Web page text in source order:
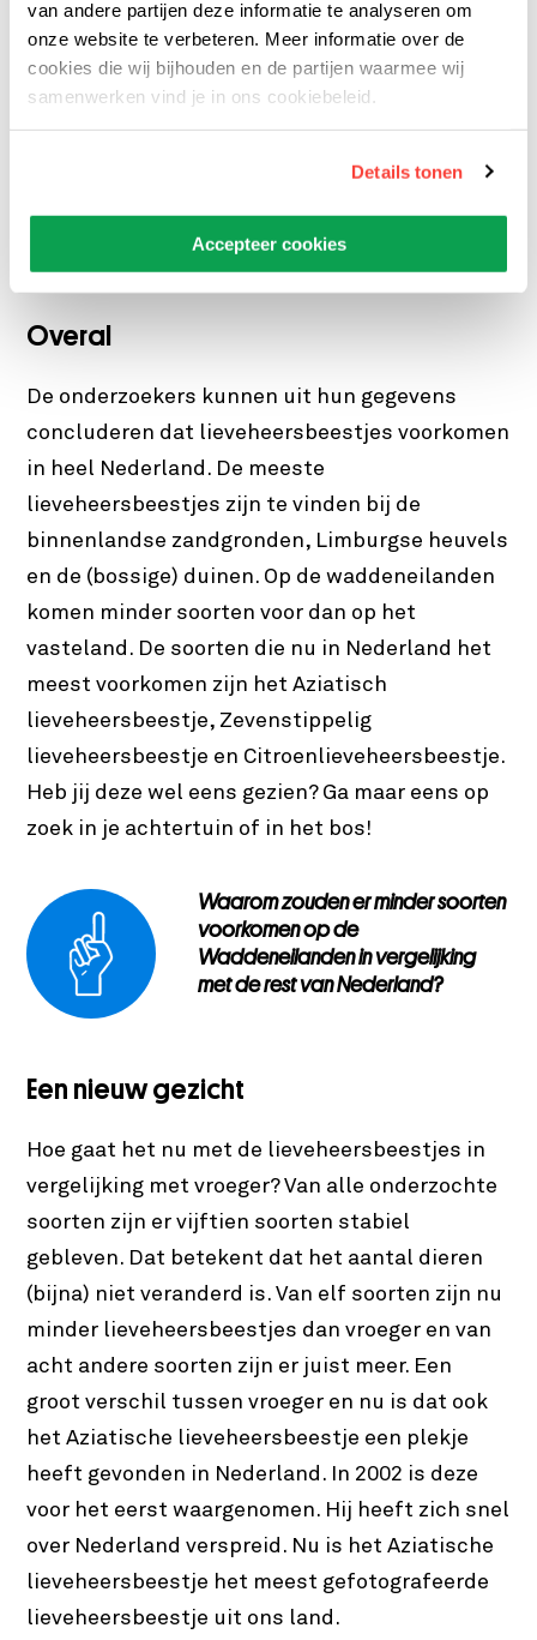
van andere partijen deze informatie te analyseren om
onze website te verbeteren. Meer informatie over de
cookies die wij bijhouden en de partijen waarmee wij
samenwerken vind je in ons cookiebeleid.
Details tonen
Accepteer cookies
en wanneer ze een lieveheersbeestje hadden
gezien en stuurden een foto op. De echte
wetenschappers bekeken de foto en
meer dan 18.000 lieveheersbeestjes uit de
Naturalis-collectie onderzocht.
Overal
De onderzoekers kunnen uit hun gegevens
concluderen dat lieveheersbeestjes voorkomen
in heel Nederland. De meeste
lieveheersbeestjes zijn te vinden bij de
binnenlandse zandgronden, Limburgse heuvels
en de (bossige) duinen. Op de waddeneilanden
komen minder soorten voor dan op het
vasteland. De soorten die nu in Nederland het
meest voorkomen zijn het Aziatisch
lieveheersbeestje, Zevenstippelig
lieveheersbeestje en Citroenlieveheersbeestje.
Heb jij deze wel eens gezien? Ga maar eens op
zoek in je achtertuin of in het bos!
Waarom zouden er minder soorten
voorkomen op de
Waddeneilanden in vergelijking
met de rest van Nederland?
Een nieuw gezicht
Hoe gaat het nu met de lieveheersbeestjes in
vergelijking met vroeger? Van alle onderzochte
soorten zijn er vijftien soorten stabiel
gebleven. Dat betekent dat het aantal dieren
(bijna) niet veranderd is. Van elf soorten zijn nu
minder lieveheersbeestjes dan vroeger en van
acht andere soorten zijn er juist meer. Een
groot verschil tussen vroeger en nu is dat ook
het Aziatische lieveheersbeestje een plekje
heeft gevonden in Nederland. In 2002 is deze
voor het eerst waargenomen. Hij heeft zich snel
over Nederland verspreid. Nu is het Aziatische
lieveheersbeestje het meest gefotografeerde
lieveheersbeestje uit ons land.